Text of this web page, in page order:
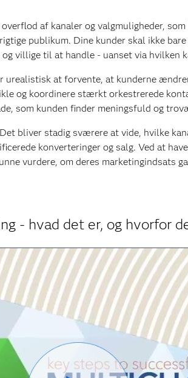
af kanaler og valgmuligheder,
publikum. Dine kunder skal ikke
villige til at handle - uanset via hvilken
urealistisk at forvente, at kunderne
og koordinere stærkt orkestrerede
som kunden finder meningsfuld og
Det bliver stadig sværere at vide, hvilke
konverteringer og salg. Ved at
vurdere, om deres marketingindsats
- hvad det er, og hvorfor